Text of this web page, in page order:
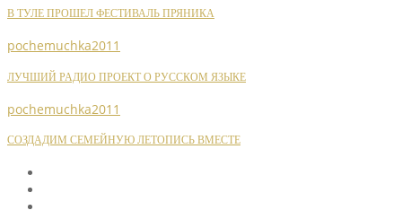
В ТУЛЕ ПРОШЕЛ ФЕСТИВАЛЬ ПРЯНИКА
pochemuchka2011
ЛУЧШИЙ РАДИО ПРОЕКТ О РУССКОМ ЯЗЫКЕ
pochemuchka2011
СОЗДАДИМ СЕМЕЙНУЮ ЛЕТОПИСЬ ВМЕСТЕ